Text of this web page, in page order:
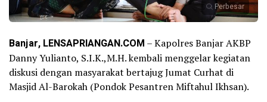
Perbesar
Banjar, LENSAPRIANGAN.COM – Kapolres Banjar AKBP
Danny Yulianto, S.I.K.,M.H. kembali menggelar kegiatan
diskusi dengan masyarakat bertajug Jumat Curhat di
Masjid Al-Barokah (Pondok Pesantren Miftahul Ikhsan).